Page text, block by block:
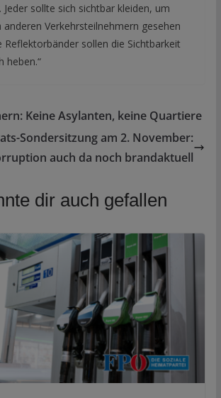
sollte sich sichtbar kleiden, um
Verkehrsteilnehmern gesehen
Reflektorbänder sollen die Sichtbarkeit
heben.“
Keine Asylanten, keine Quartiere
Sondersitzung am 2. November:
auch da noch brandaktuell
dir auch gefallen